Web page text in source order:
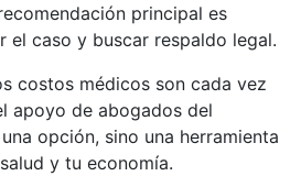
principal es
el caso y buscar respaldo legal.
costos médicos son cada vez
apoyo de abogados del
opción, sino una herramienta
y tu economía.